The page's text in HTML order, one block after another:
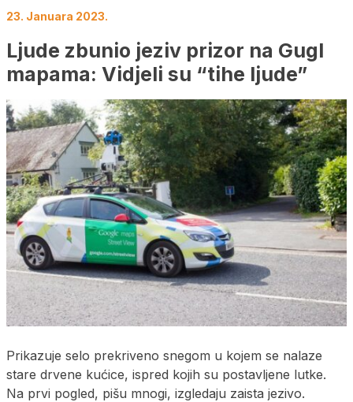
23. Januara 2023.
Ljude zbunio jeziv prizor na Gugl
mapama: Vidjeli su “tihe ljude”
Prikazuje selo prekriveno snegom u kojem se nalaze
stare drvene kućice, ispred kojih su postavljene lutke.
Na prvi pogled, pišu mnogi, izgledaju zaista jezivo.